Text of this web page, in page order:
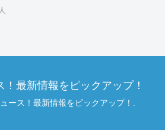
最新情報をピックアップ！
ス！最新情報をピックアップ！.